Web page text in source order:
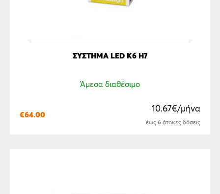
ΣΎΣΤΗΜΑ LED Κ6 Η7
Άμεσα διαθέσιμο
€64.00
10.67€/μήνα
έως 6 άτοκες δόσεις